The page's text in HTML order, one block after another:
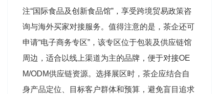
注“国际食品及创新食品馆”，享受跨境贸易政策咨
询与海外买家对接服务。值得注意的是，茶企还可
申请“电子商务专区”，该专区位于包装及供应链馆
周边，适合以线上渠道为主的品牌，便于对接OE
M/ODM供应链资源。选择展区时，茶企应结合自
身产品定位、目标客户群体和预算，避免盲目追求